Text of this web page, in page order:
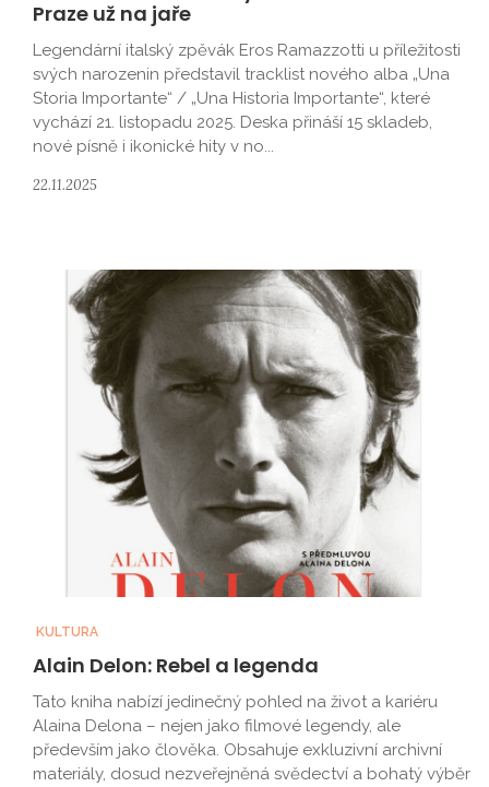
Praze už na jaře
Legendární italský zpěvák Eros Ramazzotti u příležitosti
svých narozenin představil tracklist nového alba „Una
Storia Importante“ / „Una Historia Importante“, které
vychází 21. listopadu 2025. Deska přináší 15 skladeb,
nové písně i ikonické hity v no...
22.11.2025
KULTURA
Alain Delon: Rebel a legenda
Tato kniha nabízí jedinečný pohled na život a kariéru
Alaina Delona – nejen jako filmové legendy, ale
především jako člověka. Obsahuje exkluzivní archivní
materiály, dosud nezveřejněná svědectví a bohatý výběr